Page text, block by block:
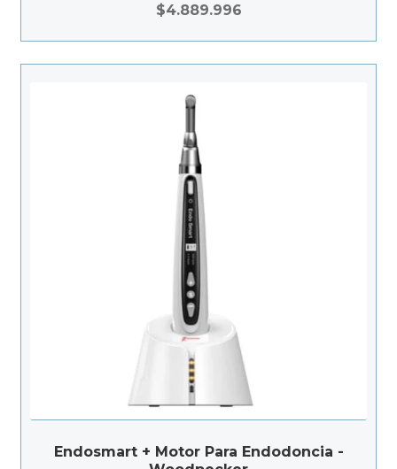
$4.889.996
Endosmart + Motor Para Endodoncia -